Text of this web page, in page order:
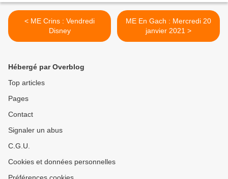
< ME Crins : Vendredi
Disney
ME En Gach : Mercredi 20
janvier 2021 >
Hébergé par Overblog
Top articles
Pages
Contact
Signaler un abus
C.G.U.
Cookies et données personnelles